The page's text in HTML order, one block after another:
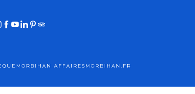
MORBIHAN AFFAIRES MORBIHAN.FR